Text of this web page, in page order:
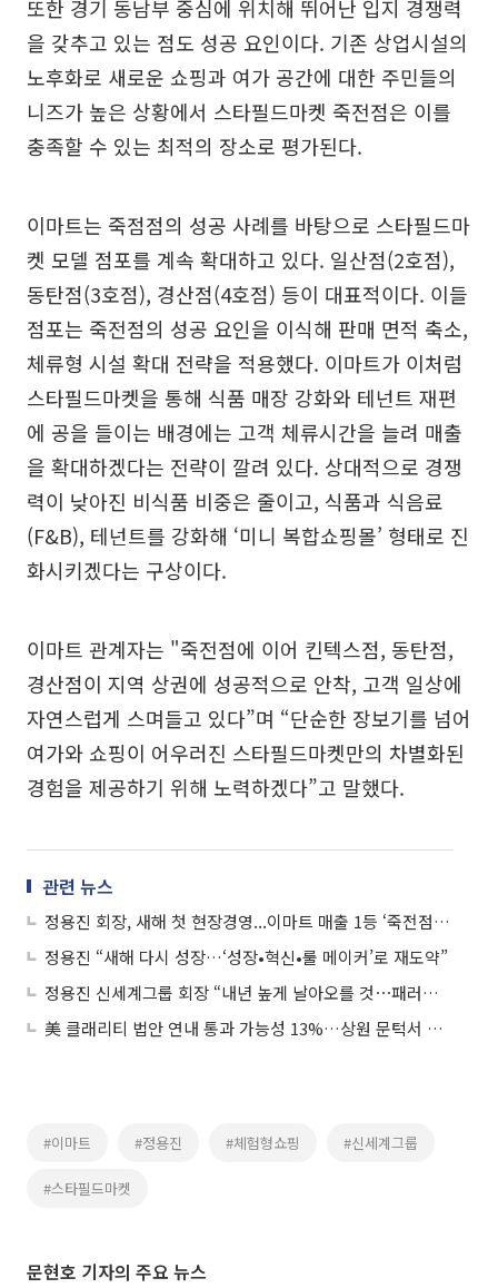
또한 경기 동남부 중심에 위치해 뛰어난 입지 경쟁력
을 갖추고 있는 점도 성공 요인이다. 기존 상업시설의
노후화로 새로운 쇼핑과 여가 공간에 대한 주민들의
니즈가 높은 상황에서 스타필드마켓 죽전점은 이를
충족할 수 있는 최적의 장소로 평가된다.
이마트는 죽점점의 성공 사례를 바탕으로 스타필드마
켓 모델 점포를 계속 확대하고 있다. 일산점(2호점),
동탄점(3호점), 경산점(4호점) 등이 대표적이다. 이들
점포는 죽전점의 성공 요인을 이식해 판매 면적 축소,
체류형 시설 확대 전략을 적용했다. 이마트가 이처럼
스타필드마켓을 통해 식품 매장 강화와 테넌트 재편
에 공을 들이는 배경에는 고객 체류시간을 늘려 매출
을 확대하겠다는 전략이 깔려 있다. 상대적으로 경쟁
력이 낮아진 비식품 비중은 줄이고, 식품과 식음료
(F&B), 테넌트를 강화해 ‘미니 복합쇼핑몰’ 형태로 진
화시키겠다는 구상이다.
이마트 관계자는 "죽전점에 이어 킨텍스점, 동탄점,
경산점이 지역 상권에 성공적으로 안착, 고객 일상에
자연스럽게 스며들고 있다”며 “단순한 장보기를 넘어
여가와 쇼핑이 어우러진 스타필드마켓만의 차별화된
경험을 제공하기 위해 노력하겠다”고 말했다.
관련 뉴스
정용진 회장, 새해 첫 현장경영...이마트 매출 1등 ‘죽전점’ 찾아 압도적 1등 다짐
정용진 “새해 다시 성장…‘성장•혁신•룰 메이커’로 재도약”
정용진 신세계그룹 회장 “내년 높게 날아오를 것⋯패러다임 전환해야”
美 클래리티 법안 연내 통과 가능성 13%…상원 문턱서 제동
#이마트 #정용진 #체험형쇼핑 #신세계그룹
#스타필드마켓
문현호 기자의 주요 뉴스